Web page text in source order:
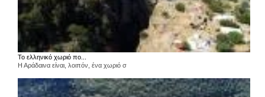
Το ελληνικό χωριό πο...
Η Αράδαινα είναι, λοιπόν, ένα χωριό σ